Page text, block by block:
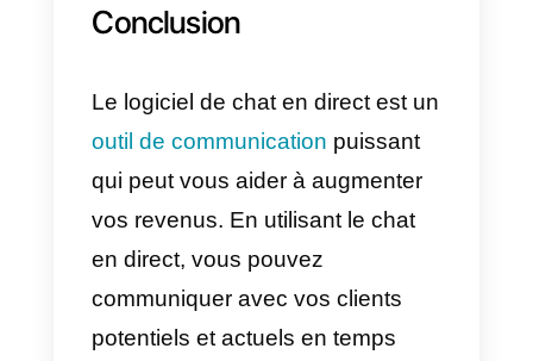
entretenir la relation avec les
Une fois la vente conclue, il est
important de continuer à
entretenir la relation avec le
Pour ce faire, vous pouvez leur
fournir du contenu de valeur,